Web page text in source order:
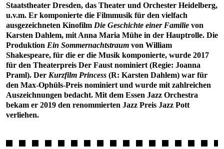
Staatstheater Dresden, das Theater und Orchester Heidelberg,
u.v.m. Er komponierte die Filmmusik für den vielfach
ausgezeichneten Kinofilm Die Geschichte einer Familie von
Karsten Dahlem, mit Anna Maria Mühe in der Hauptrolle. Die
Produktion Ein Sommernachtstraum von William
Shakespeare, für die er die Musik komponierte, wurde 2017
für den Theaterpreis Der Faust nominiert (Regie: Joanna
Praml). Der Kurzfilm Princess (R: Karsten Dahlem) war für
den Max-Ophüls-Preis nominiert und wurde mit zahlreichen
Auszeichnungen bedacht. Mit dem Essen Jazz Orchestra
bekam er 2019 den renommierten Jazz Preis Jazz Pott
verliehen.